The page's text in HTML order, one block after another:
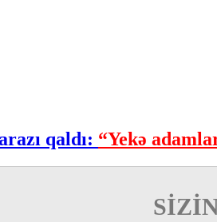
qaldı: “Yekə